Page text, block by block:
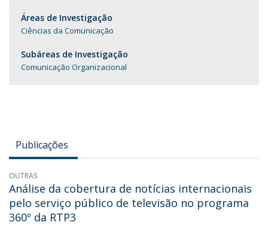
Áreas de Investigação
Ciências da Comunicação
Subáreas de Investigação
Comunicação Organizacional
Publicações
OUTRAS
Análise da cobertura de notícias internacionais
pelo serviço público de televisão no programa
360º da RTP3